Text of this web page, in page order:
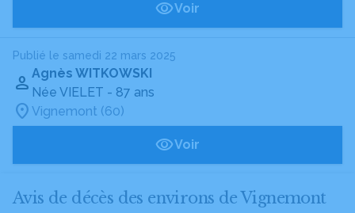
Voir
Publié le samedi 22 mars 2025
Agnès WITKOWSKI
Née VIELET - 87 ans
Vignemont (60)
Voir
Avis de décès des environs de Vignemont